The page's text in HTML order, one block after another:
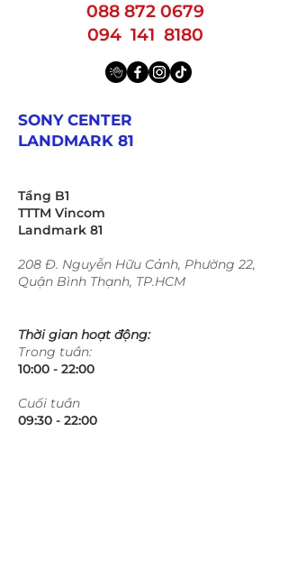
088 872 0679
094 141 8180
SONY CENTER
LANDMARK 81
Tầng B1
TTTM Vincom
Landmark 81
208 Đ. Nguyễn Hữu Cảnh, Phường 22,
Quận Bình Thạnh, TP.HCM
Thời gian hoạt động:
Trong tuần:
10:00 - 22:00​​​
​Cuối tuần
09:30 - 22:00​​​